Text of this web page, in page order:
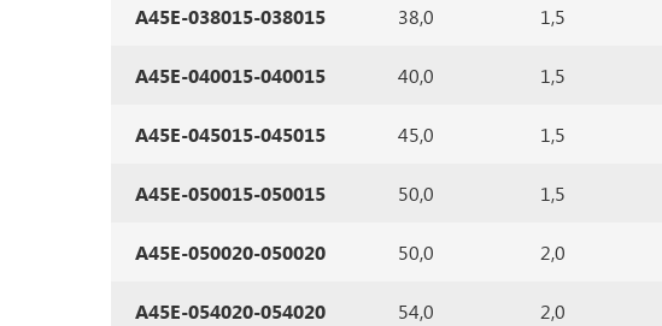
A45E-038015-038015 38,0 1,5
A45E-040015-040015 40,0 1,5
A45E-045015-045015 45,0 1,5
A45E-050015-050015 50,0 1,5
A45E-050020-050020 50,0 2,0
A45E-054020-054020 54,0 2,0